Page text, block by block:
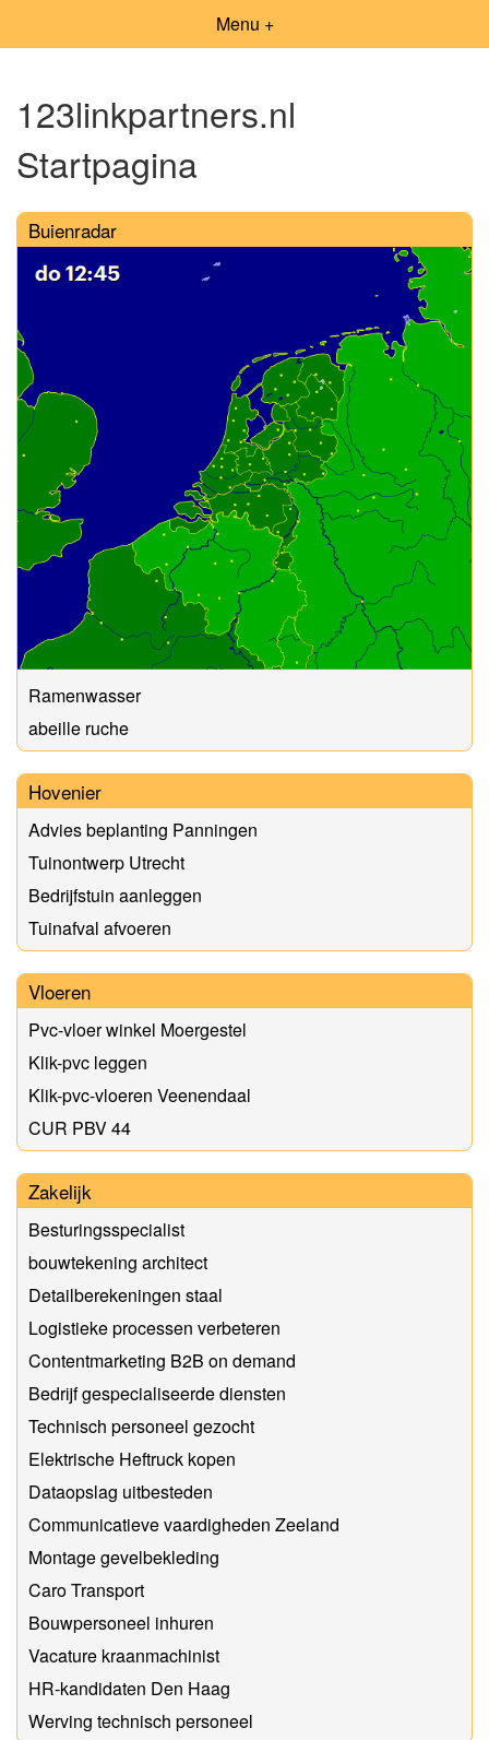
Menu +
123linkpartners.nl
Startpagina
Buienradar
Ramenwasser
abeille ruche
Hovenier
Advies beplanting Panningen
Tuinontwerp Utrecht
Bedrijfstuin aanleggen
Tuinafval afvoeren
Vloeren
Pvc-vloer winkel Moergestel
Klik-pvc leggen
Klik-pvc-vloeren Veenendaal
CUR PBV 44
Zakelijk
Besturingsspecialist
bouwtekening architect
Detailberekeningen staal
Logistieke processen verbeteren
Contentmarketing B2B on demand
Bedrijf gespecialiseerde diensten
Technisch personeel gezocht
Elektrische Heftruck kopen
Dataopslag uitbesteden
Communicatieve vaardigheden Zeeland
Montage gevelbekleding
Caro Transport
Bouwpersoneel inhuren
Vacature kraanmachinist
HR-kandidaten Den Haag
Werving technisch personeel